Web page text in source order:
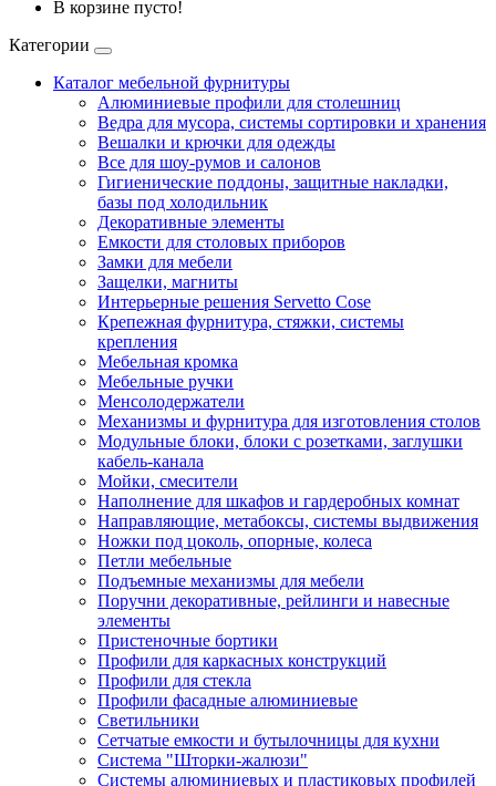
В корзине пусто!
Категории
Каталог мебельной фурнитуры
Алюминиевые профили для столешниц
Ведра для мусора, системы сортировки и хранения
Вешалки и крючки для одежды
Все для шоу-румов и салонов
Гигиенические поддоны, защитные накладки,
базы под холодильник
Декоративные элементы
Емкости для столовых приборов
Замки для мебели
Защелки, магниты
Интерьерные решения Servetto Cose
Крепежная фурнитура, стяжки, системы
крепления
Мебельная кромка
Мебельные ручки
Менсолодержатели
Механизмы и фурнитура для изготовления столов
Модульные блоки, блоки с розетками, заглушки
кабель-канала
Мойки, смесители
Наполнение для шкафов и гардеробных комнат
Направляющие, метабоксы, системы выдвижения
Ножки под цоколь, опорные, колеса
Петли мебельные
Подъемные механизмы для мебели
Поручни декоративные, рейлинги и навесные
элементы
Пристеночные бортики
Профили для каркасных конструкций
Профили для стекла
Профили фасадные алюминиевые
Светильники
Сетчатые емкости и бутылочницы для кухни
Система "Шторки-жалюзи"
Системы алюминиевых и пластиковых профилей